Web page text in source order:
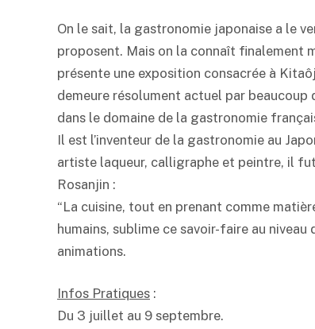
On le sait, la gastronomie japonaise a le
proposent. Mais on la connaît finalement
présente une exposition consacrée à
demeure résolument actuel par beaucoup
dans le domaine de la gastronomie
Il est l’inventeur de la gastronomie au
artiste laqueur, calligraphe et peintre, il
Rosanjin :
“La cuisine, tout en prenant comme
humains, sublime ce savoir-faire au
animations.
Infos Pratiques :
Du 3 juillet au 9 septembre.